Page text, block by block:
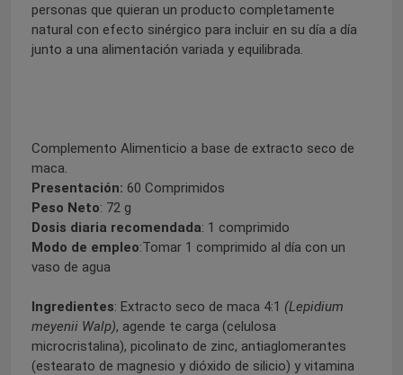
personas que quieran un producto completamente
natural con efecto sinérgico para incluir en su día a día
junto a una alimentación variada y equilibrada.
Complemento Alimenticio a base de extracto seco de
maca.
Presentación: 60 Comprimidos
Peso Neto: 72 g
Dosis diaria recomendada: 1 comprimido
Modo de empleo:Tomar 1 comprimido al día con un
vaso de agua
Ingredientes: Extracto seco de maca 4:1 (Lepidium
meyenii Walp), agende te carga (celulosa
microcristalina), picolinato de zinc, antiaglomerantes
(estearato de magnesio y dióxido de silicio) y vitamina